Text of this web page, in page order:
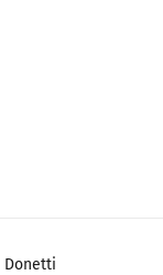
Donetti